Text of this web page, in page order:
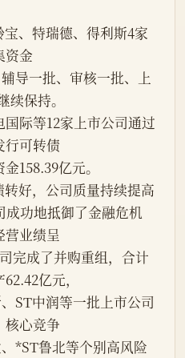
资金
导一批、审核一批、上
保持。
际等12家上市公司通过
行可转债
158.39亿元。
转好，公司质量持续提高
成功地抵御了金融危机
营业绩呈
完成了并购重组，合计
亿元，
ST中润等一批上市公司
核心竞争
*ST鲁北等个别高风险